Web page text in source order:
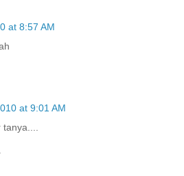
at 8:57 AM
at 9:01 AM
tanya....